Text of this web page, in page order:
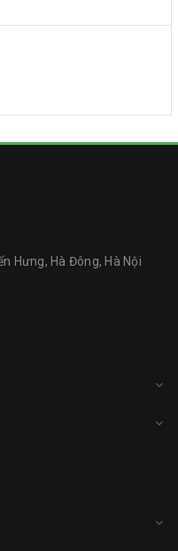
Hưng, Hà Đông, Hà Nội